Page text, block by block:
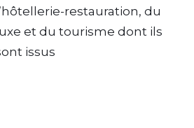
l’hôtellerie-restauration, du
luxe et du tourisme dont ils
issus